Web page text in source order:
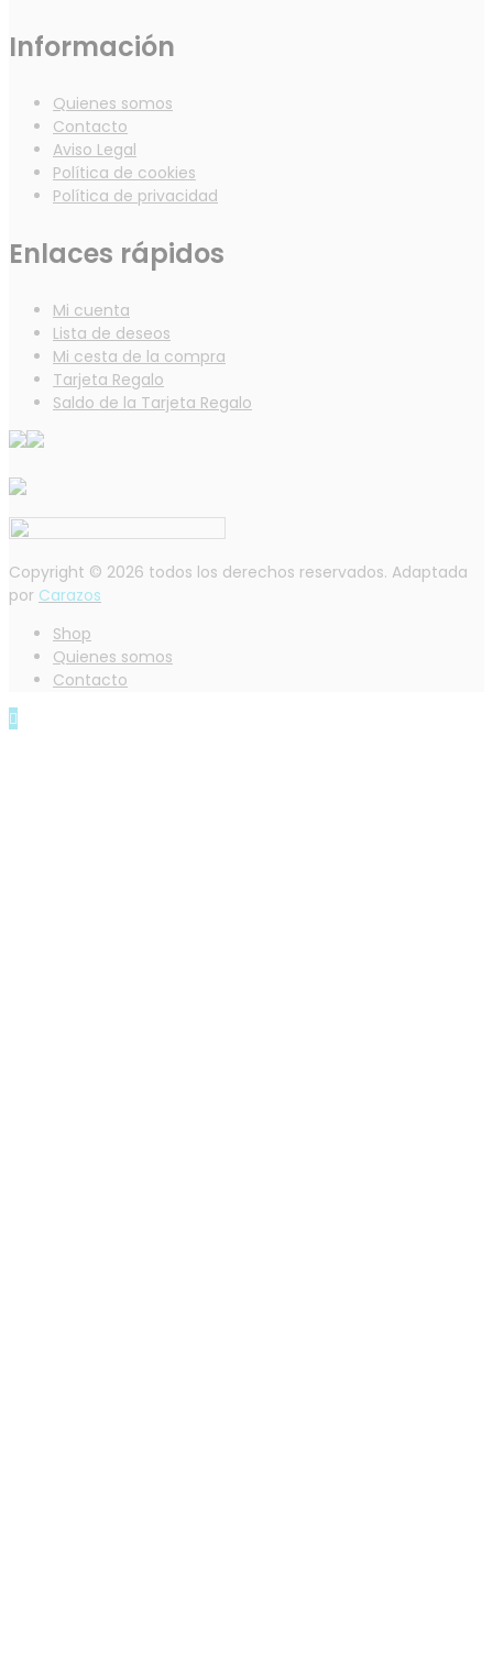
Información
Quienes somos
Contacto
Aviso Legal
Política de cookies
Política de privacidad
Enlaces rápidos
Mi cuenta
Lista de deseos
Mi cesta de la compra
Tarjeta Regalo
Saldo de la Tarjeta Regalo
Copyright © 2026 todos los derechos reservados. Adaptada
por Carazos
Shop
Quienes somos
Contacto